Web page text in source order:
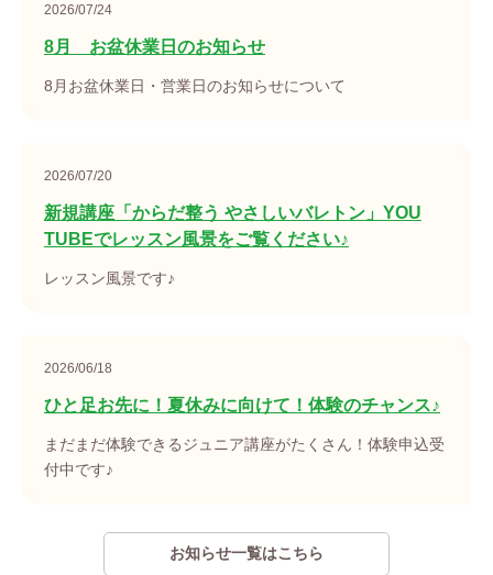
2026/07/24
8月 お盆休業日のお知らせ
8月お盆休業日・営業日のお知らせについて
2026/07/20
新規講座「からだ整う やさしいバレトン」YOU
TUBEでレッスン風景をご覧ください♪
レッスン風景です♪
2026/06/18
ひと足お先に！夏休みに向けて！体験のチャンス♪
まだまだ体験できるジュニア講座がたくさん！体験申込受
付中です♪
お知らせ一覧はこちら